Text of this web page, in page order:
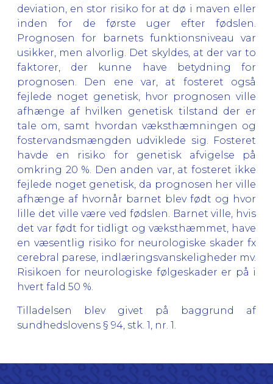
deviation, en stor risiko for at dø i maven eller
inden for de første uger efter fødslen.
Prognosen for barnets funktionsniveau var
usikker, men alvorlig. Det skyldes, at der var to
faktorer, der kunne have betydning for
prognosen. Den ene var, at fosteret også
fejlede noget genetisk, hvor prognosen ville
afhænge af hvilken genetisk tilstand der er
tale om, samt hvordan væksthæmningen og
fostervandsmængden udviklede sig. Fosteret
havde en risiko for genetisk afvigelse på
omkring 20 %. Den anden var, at fosteret ikke
fejlede noget genetisk, da prognosen her ville
afhænge af hvornår barnet blev født og hvor
lille det ville være ved fødslen. Barnet ville, hvis
det var født for tidligt og væksthæmmet, have
en væsentlig risiko for neurologiske skader fx
cerebral parese, indlæringsvanskeligheder mv.
Risikoen for neurologiske følgeskader er på i
hvert fald 50 %.
Tilladelsen blev givet på baggrund af
sundhedslovens § 94, stk. 1, nr. 1.